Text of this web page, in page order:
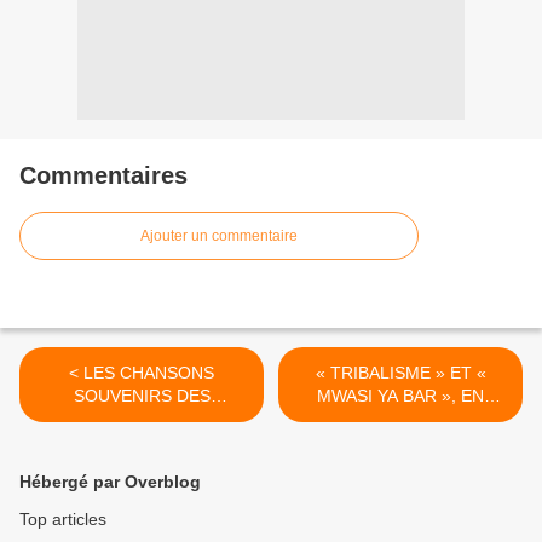
Commentaires
Ajouter un commentaire
< LES CHANSONS
SOUVENIRS DES
BANTOUS DE LA
« TRIBALISME » ET «
MWASI YA BAR », EN
MÉMOIRE DE LAURENT
Hébergé par Overblog
Top articles